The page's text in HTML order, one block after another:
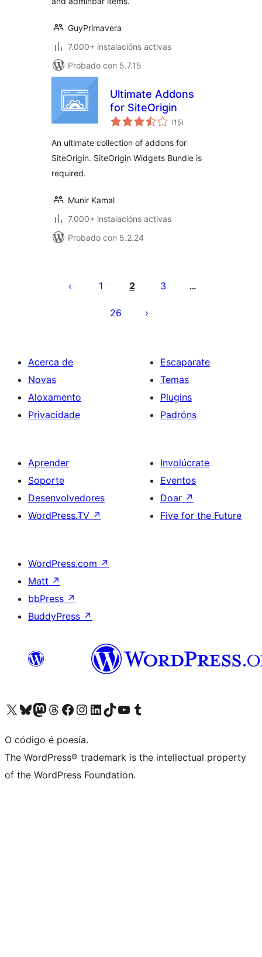
GuyPrimavera
7.000+ instalacións activas
Probado con 5.7.15
Ultimate Addons
for SiteOrigin
(15valoracións
totais
)
An ultimate collection of addons for
SiteOrigin. SiteOrigin Widgets Bundle is
required.
Munir Kamal
7.000+ instalacións activas
Probado con 5.2.24
1 2 3 …
26
Acerca de
Novas
Aloxamento
Privacidade
Escaparate
Temas
Plugins
Padróns
Aprender
Soporte
Desenvolvedores
WordPress.TV ↗
Involúcrate
Eventos
Doar ↗
Five for the Future
WordPress.com ↗
Matt ↗
bbPress ↗
BuddyPress ↗
Visita la cuenta de X (anteriormente Twitter)
Visita a nosa conta de Bluesky
Visita a nosa conta de Mastodon
Visita a nosa conta de Threads
Visita a nosa páxina de Facebook
Visita a nosa conta de Instagram
Visita a nosa conta de LinkedIn
Visita a nosa conta de TikTok
Visita a nosa canle de YouTube
Visita a nosa conta de Tumblr
O código é poesía.
The WordPress® trademark is the intellectual property
of the WordPress Foundation.